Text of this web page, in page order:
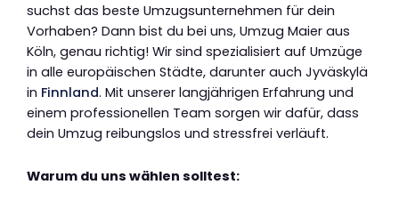
suchst das beste Umzugsunternehmen für dein
Vorhaben? Dann bist du bei uns, Umzug Maier aus
Köln, genau richtig! Wir sind spezialisiert auf Umzüge
in alle europäischen Städte, darunter auch Jyväskylä
in Finnland. Mit unserer langjährigen Erfahrung und
einem professionellen Team sorgen wir dafür, dass
dein Umzug reibungslos und stressfrei verläuft.
Warum du uns wählen solltest: